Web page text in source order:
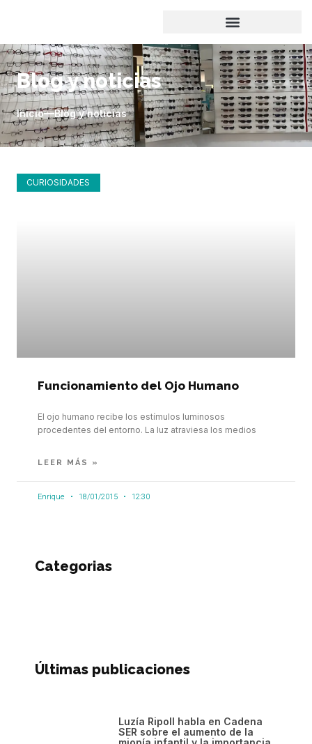
Blog y noticias
Inicio Blog y noticias
CURIOSIDADES
Funcionamiento del Ojo Humano
El ojo humano recibe los estímulos luminosos
procedentes del entorno. La luz atraviesa los medios
LEER MÁS »
Enrique 18/01/2015 12:30
Categorias
Últimas publicaciones
Luzía Ripoll habla en Cadena
SER sobre el aumento de la